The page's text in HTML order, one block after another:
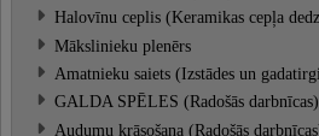
Halovīnu ceplis (Keramikas cepļa
Mākslinieku plenērs
Amatnieku saiets (Izstādes un
GALDA SPĒLES (Radošās darbnīcas)
Audumu krāsošana (Radošās